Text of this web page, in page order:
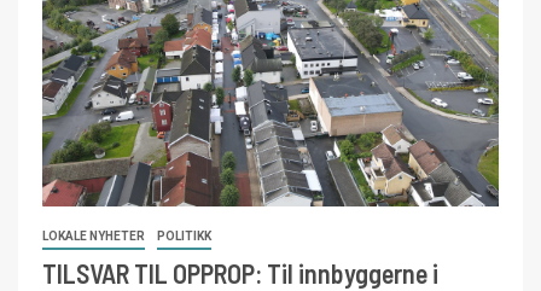
LOKALE NYHETER POLITIKK
TILSVAR TIL OPPROP: Til innbyggerne i